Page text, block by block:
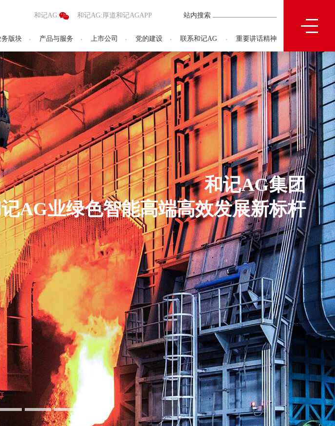
和记AG: 和记AG:厚道和记AGAPP 站内搜索
务版块 产品与服务 上市公司 党的建设 联系和记AG 重要讲话精神
和记AG集团
AG业绿色智能高端高效发展新标杆
和记AG集